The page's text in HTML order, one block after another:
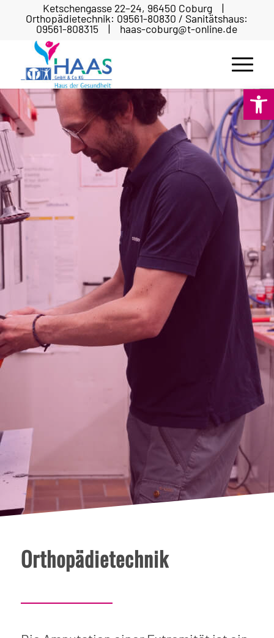
Ketschengasse 22–24, 96450 Coburg |
Orthopädietechnik: 09561-80830 / Sanitätshaus:
09561-808315 | haas-coburg@t-online.de
Orthopädietechnik